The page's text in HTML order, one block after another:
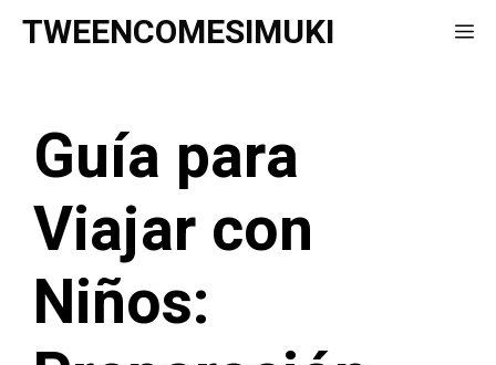
Saltar
TWEENCOMESIMUKI
Guía para
Viajar con
Niños: